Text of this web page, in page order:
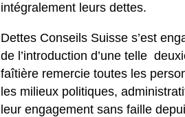
intégralement leurs dettes.
Dettes Conseils Suisse s’est
de l’introduction d’une telle
faîtière remercie toutes les
les milieux politiques,
leur engagement sans faille